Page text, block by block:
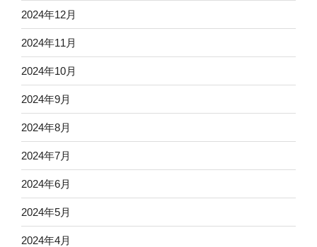
2024年12月
2024年11月
2024年10月
2024年9月
2024年8月
2024年7月
2024年6月
2024年5月
2024年4月